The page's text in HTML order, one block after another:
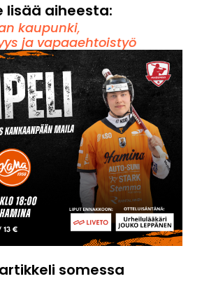
lisää aiheesta:
kaupunki,
ja vapaaehtoistyö
somessa